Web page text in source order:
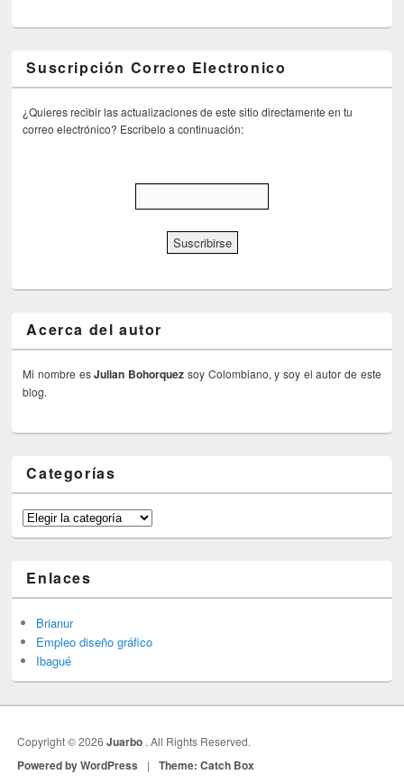
Suscripción Correo Electronico
¿Quieres recibir las actualizaciones de este sitio directamente en tu
correo electrónico? Escribelo a continuación:
Acerca del autor
Mi nombre esJulian Bohorquez soy Colombiano, y soy el autor de este
blog.
Categorías
Categorías
Enlaces
Brianur
Empleo diseño gráfico
Ibagué
Copyright © 2026Juarbo . All Rights Reserved.
Powered by WordPress | Theme: Catch Box